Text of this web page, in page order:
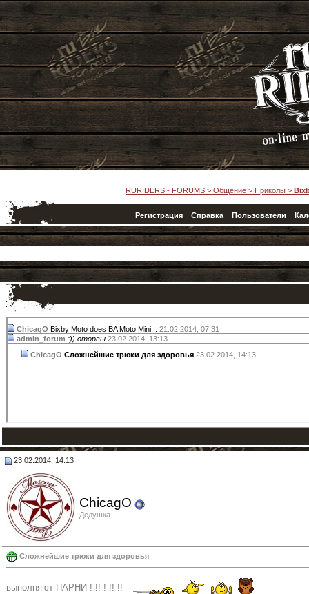
RURIDERS - FORUMS > Общение > Приколы >
Регистрация Справка Пользователи
ChicagO Bixby Moto does BA Moto Mini... 21.02.2014, 07:31
admin_forum :)) оторвы 23.02.2014, 13:13
ChicagO Сложнейшие трюки для здоровья 23.02.2014, 14:13
23.02.2014, 14:13
ChicagO
Дедушка
Сложнейшие трюки для здоровья
выполняют ПАРНИ ! !! ! !! !!